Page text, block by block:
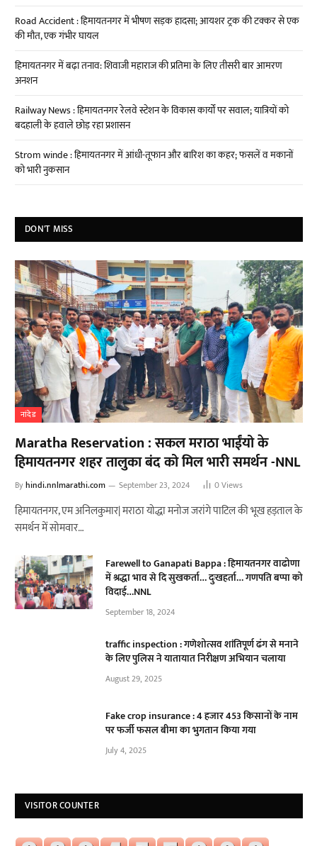
Road Accident : हिमायतनगर में भीषण सड़क हादसा; आयशर ट्रक की टक्कर से एक
की मौत, एक गंभीर घायल
हिमायतनगर में बढ़ा तनाव: शिवाजी महाराज की प्रतिमा के लिए तीसरी बार आमरण
अनशन
Railway News : हिमायतनगर रेलवे स्टेशन के विकास कार्यों पर सवाल; यात्रियों को
बदहाली के हवाले छोड़ रहा प्रशासन
Strom winde : हिमायतनगर में आंधी-तूफान और बारिश का कहर; फसलें व मकानों
को भारी नुकसान
DON'T MISS
नांदेड
Maratha Reservation : सकल मराठा भाईंयो के
हिमायतनगर शहर तालुका बंद को मिल भारी समर्थन -NNL
Byhindi.nnlmarathi.com September 23, 2024 0Views
हिमायतनगर, एम अनिलकुमार| मराठा योद्धा मनोज जरांगे पाटिल की भूख हड़ताल के
समर्थन में सोमवार…
Farewell to Ganapati Bappa : हिमायतनगर वाढोणा
में श्रद्धा भाव से दि सुखकर्ता… दुःखहर्ता… गणपति बप्पा को
विदाई…NNL
September 18, 2024
traffic inspection : गणेशोत्सव शांतिपूर्ण ढंग से मनाने
के लिए पुलिस ने यातायात निरीक्षण अभियान चलाया
August 29, 2025
Fake crop insurance : 4 हजार 453 किसानों के नाम
पर फर्जी फसल बीमा का भुगतान किया गया
July 4, 2025
VISITOR COUNTER